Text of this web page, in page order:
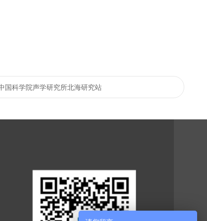
国科学院声学研究所北海研究站